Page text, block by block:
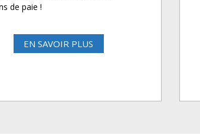
de paie !
EN SAVOIR PLUS